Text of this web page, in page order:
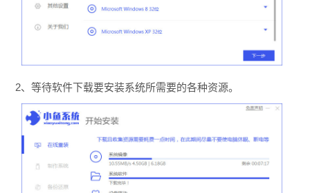
2、等待软件下载要安装系统所需要的各种资源。